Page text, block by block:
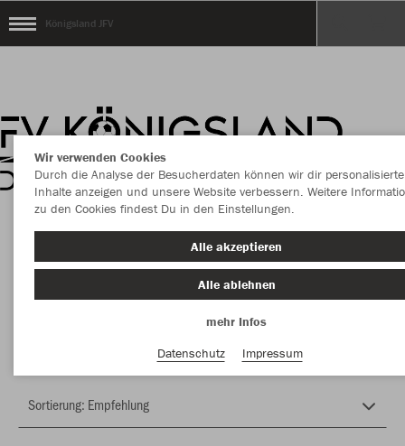
Königsland JFV
Herzlich Willkommen im Teamshop Königsland
JFV
Wir verwenden Cookies
Durch die Analyse der Besucherdaten können wir dir personalisierte
Inhalte anzeigen und unsere Website verbessern. Weitere
zu den Cookies findest Du in den Einstellungen.
Alle akzeptieren
Alle ablehnen
mehr Infos
Datenschutz
Impressum